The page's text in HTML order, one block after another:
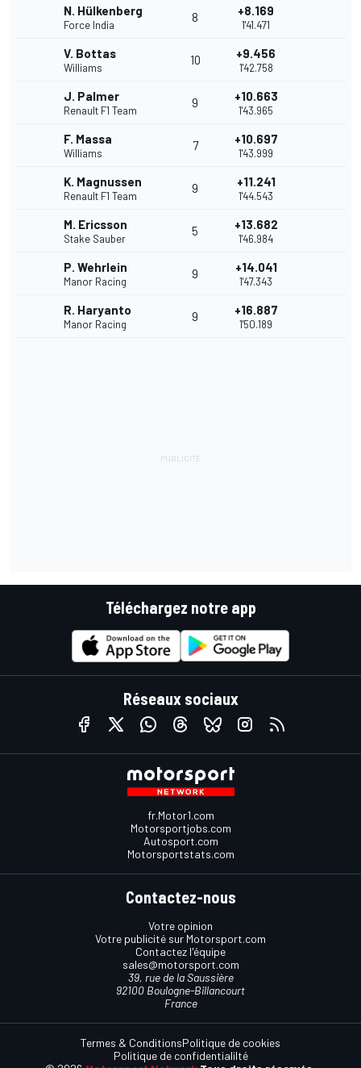
N. Hülkenberg
Force India
8 +8.169
1'41.471
V. Bottas
Williams
10 +9.456
1'42.758
J. Palmer
Renault F1 Team
9 +10.663
1'43.965
F. Massa
Williams
7 +10.697
1'43.999
K. Magnussen
Renault F1 Team
9 +11.241
1'44.543
M. Ericsson
Stake Sauber
5 +13.682
1'46.984
P. Wehrlein
Manor Racing
9 +14.041
1'47.343
R. Haryanto
Manor Racing
9 +16.887
1'50.189
Téléchargez notre app
Réseaux sociaux
fr.Motor1.com
Motorsportjobs.com
Autosport.com
Motorsportstats.com
Contactez-nous
Votre opinion
Votre publicité sur Motorsport.com
Contactez l'équipe
sales@motorsport.com
39, rue de la Saussière
92100 Boulogne-Billancourt
France
Termes & ConditionsPolitique de cookies
Politique de confidentialilté